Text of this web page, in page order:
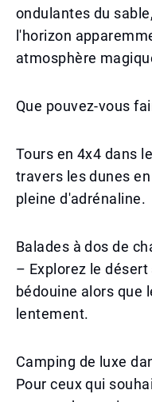
ondulantes du
l'horizon
atmosphère
Que pouvez-vous
Tours en 4x4 dans
travers les dunes
pleine d'adrénaline.
Balades à dos de
– Explorez le
bédouine alors que
lentement.
Camping de luxe
Pour ceux qui